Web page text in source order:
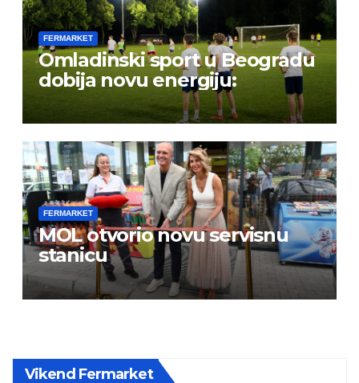
FERMARKET
Omladinski sport u Beogradu
dobija novu energiju:
FERMARKET
MOL otvorio novu servisnu
stanicu
Vikend Fermarket